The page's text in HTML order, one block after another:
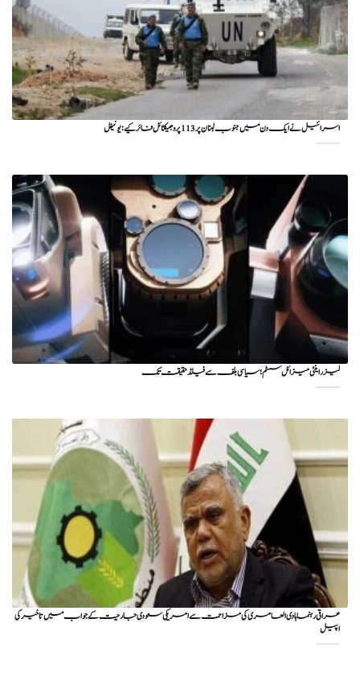
اسرائیل نے ایک دن میں جنوب لبنان پر 113 پروجیکٹائل فائر کیے: یونیفل
لیزر اینٹی میزائل سسٹم؛ سیاسی بلف سے فیلڈ حقیقت تک
عراقی رہنما ہادی العامری کی مزاحمت سے امریکی سعودی جارحیت کے جواب میں تاخیر کی
اپیل